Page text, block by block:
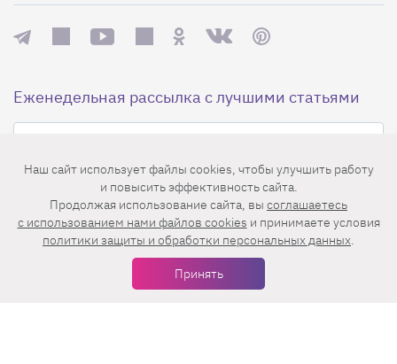
Еженедельная рассылка с лучшими статьями
Нажимая на кнопку «Подписаться», вы принимаете условия
пользовательского соглашения,политики конфиденциальности
Наш сайт использует файлы cookies, чтобы улучшить работу
и повысить эффективность сайта.
Продолжая использование сайта, вы соглашаетесь
c использованием нами файлов cookies и принимаете условия
политики защиты и обработки персональных данных.
Принять